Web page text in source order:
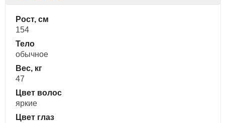
Рост, см
154
Тело
обычное
Вес, кг
47
Цвет волос
яркие
Цвет глаз